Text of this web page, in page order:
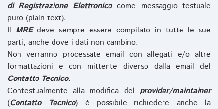
di Registrazione Elettronicocome messaggio testuale
puro (plain text).
Il MREdeve sempre essere compilato in tutte le sue
parti, anche dove i dati non cambino.
Non verranno processate email con allegati e/o altre
formattazioni e con mittente diverso dalla email del
Contatto Tecnico.
Contestualmente alla modifica del provider/maintainer
(Contatto Tecnico) è possibile richiedere anche la